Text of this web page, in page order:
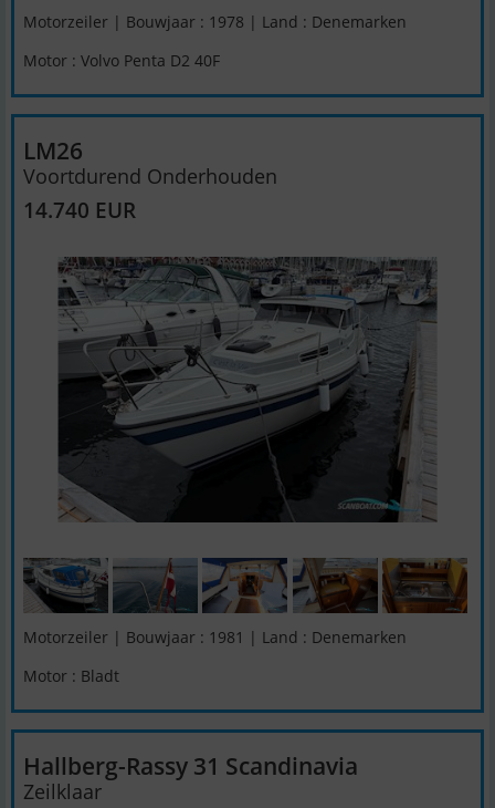
Motorzeiler | Bouwjaar : 1978 | Land : Denemarken
Motor : Volvo Penta D2 40F
LM26
Voortdurend Onderhouden
14.740 EUR
Motorzeiler | Bouwjaar : 1981 | Land : Denemarken
Motor : Bladt
Hallberg-Rassy 31 Scandinavia
Zeilklaar